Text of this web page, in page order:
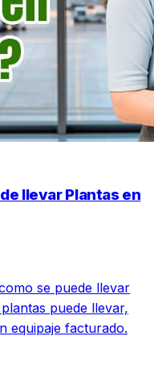
llevar Plantas en
se puede llevar
puede llevar,
equipaje facturado.